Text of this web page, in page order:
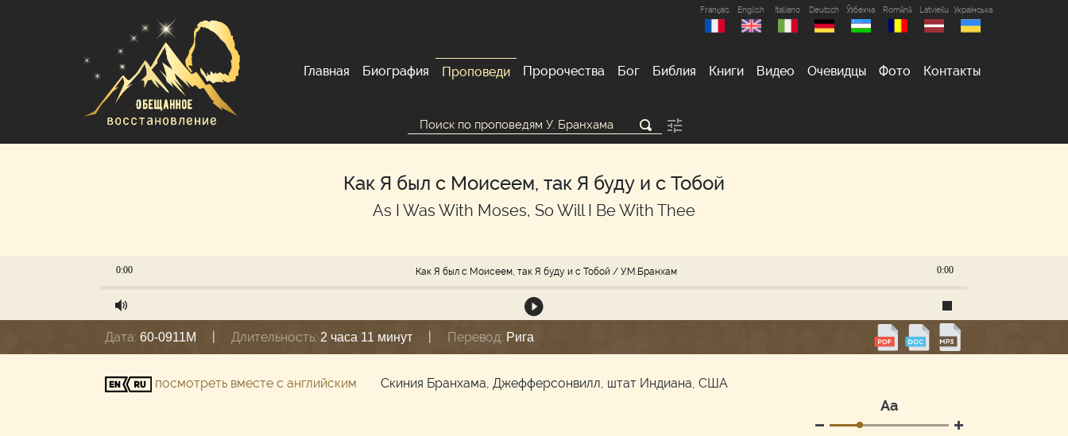
Français English Italiano Deutsch Ўзбекча Română Latviešu Українська
Главная Биография Проповеди Пророчества Бог Библия Книги Видео Очевидцы Фото Контакты
Как Я был с Моисеем, так Я буду и с Тобой
As I Was With Moses, So Will I Be With Thee
Как Я был с Моисеем, так Я буду и с Тобой / У.М.Бранхам
0:00 0:00
Дата: 60-0911M Длительность: 2 часа 11 минут Перевод: Рига
посмотреть вместе с английским Скиния Бранхама, Джефферсонвилл, штат Индиана, США
Аа